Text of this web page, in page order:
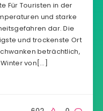
Für Touristen in der
und starke
dar. Die
und trockenste Ort
beträchtlich,
von[…]